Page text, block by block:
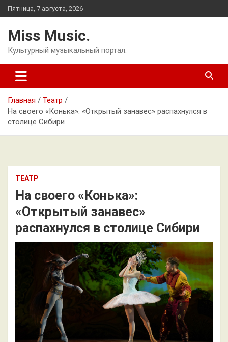
Перейти
к
Пятница, 7 августа, 2026
Miss Music.
Культурный музыкальный портал.
Главная
Театр
На своего «Конька»: «Открытый занавес» распахнулся в
столице Сибири
ТЕАТР
На своего «Конька»:
«Открытый занавес»
распахнулся в столице Сибири